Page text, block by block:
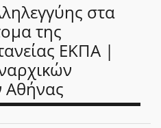
στα
της
ΕΚΠΑ |
Αθήνας